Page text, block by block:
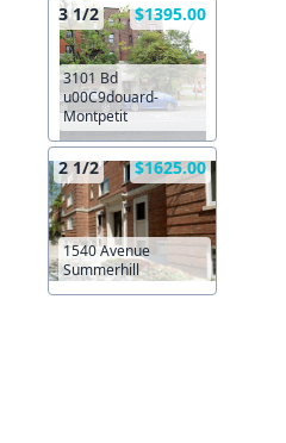
3 1/2 $1395.00
3101 Bd
u00C9douard-
Montpetit
2 1/2 $1625.00
1540 Avenue
Summerhill